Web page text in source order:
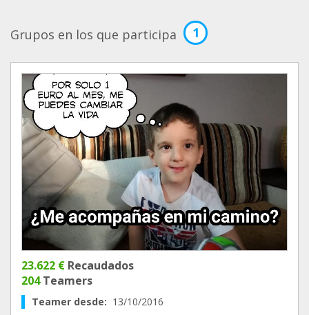
Grupos en los que participa 1
23.622 € Recaudados
204Teamers
Teamer desde: 13/10/2016